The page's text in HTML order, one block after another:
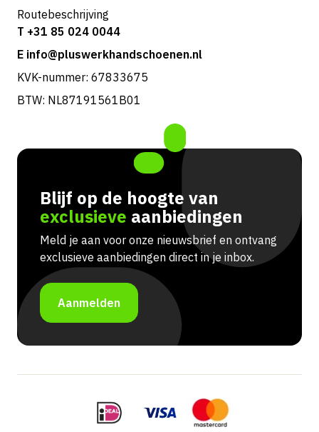
Routebeschrijving
T +31 85 024 0044
E info@pluswerkhandschoenen.nl
KVK-nummer: 67833675
BTW: NL87191561B01
Blijf op de hoogte van
exclusieve aanbiedingen
Meld je aan voor onze nieuwsbrief en ontvang
exclusieve aanbiedingen direct in je inbox.
Aanmelden